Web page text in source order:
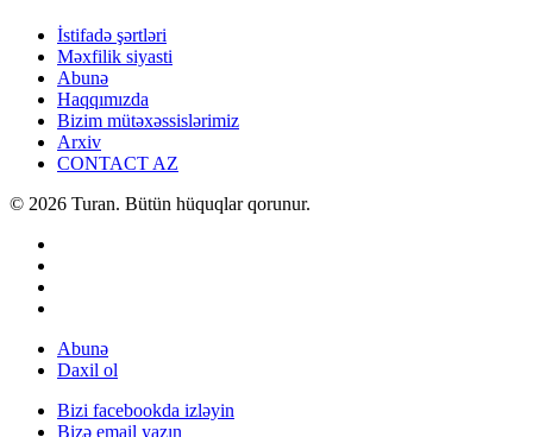
İstifadə şərtləri
Məxfilik siyasti
Abunə
Haqqımızda
Bizim mütəxəssislərimiz
Arxiv
CONTACT AZ
© 2026 Turan. Bütün hüquqlar qorunur.
Abunə
Daxil ol
Bizi facebookda izləyin
Bizə email yazın